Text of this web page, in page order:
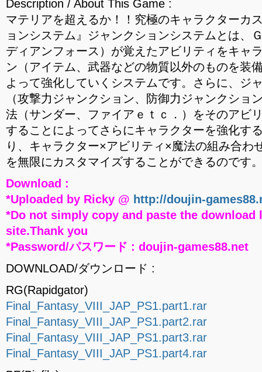
Description / About This Game :
マテリアを超えるか！！究極のキャラクターカ
ョンシステム』ジャンクションシステムとは、
ディアンフォース）が覚えたアビリティをキャ
ン（アイテム、武器などの物質以外のものを装
よって強化していくシステムです。さらに、ジ
（攻撃力ジャンクション、防御力ジャンクショ
法（サンダー、ファイアｅｔｃ．）をそのアビ
することによってさらにキャラクターを強化す
り、キャラクター×アビリティ×魔法の組み合わ
を無限にカスタマイズすることができるのです
Download :
*Uploaded by Ricky @ http://doujin-
*Do not simply copy and paste the download
site.Thank you
*Password/パスワード : doujin-games88.net
DOWNLOAD/ダウンロード :
RG(Rapidgator)
Final_Fantasy_VIII_JAP_PS1.part1.rar
Final_Fantasy_VIII_JAP_PS1.part2.rar
Final_Fantasy_VIII_JAP_PS1.part3.rar
Final_Fantasy_VIII_JAP_PS1.part4.rar